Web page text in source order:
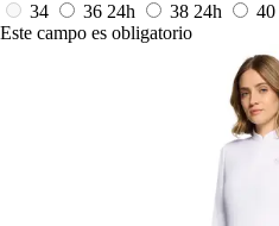
34
36 24h 38 24h 40
Este campo es obligatorio